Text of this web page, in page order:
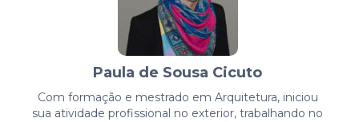
Paula de Sousa Cicuto
Com formação e mestrado em Arquitetura, iniciou
sua atividade profissional no exterior, trabalhando no